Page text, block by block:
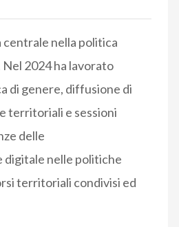
centrale nella politica
2024 ha lavorato
di genere, diffusione di
territoriali e sessioni
delle
digitale nelle politiche
territoriali condivisi ed